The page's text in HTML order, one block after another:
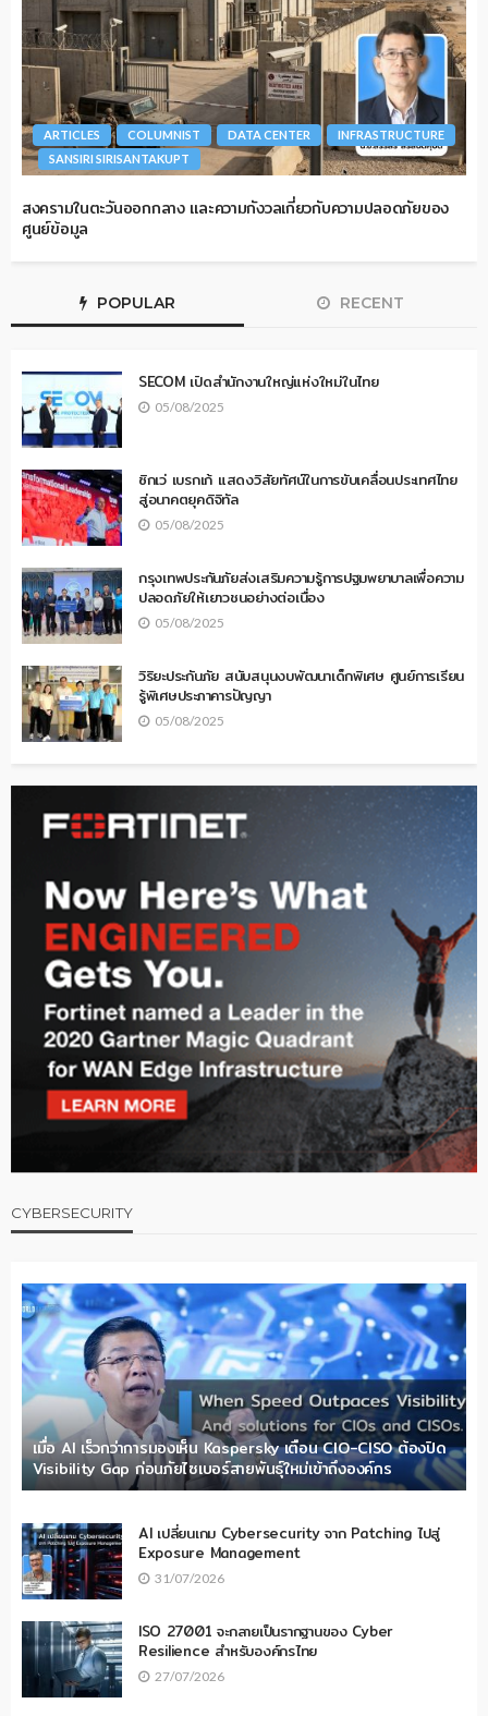
ARTICLES COLUMNIST DATA CENTER
INFRASTRUCTURE
SANSIRI SIRISANTAKUPT
สงครามในตะวันออกกลาง และความกังวลเกี่ยวกับความปลอดภัยของ
ศูนย์ข้อมูล
POPULAR RECENT
SECOM เปิดสำนักงานใหญ่แห่งใหม่ในไทย
05/08/2025
ซิกเว่ เบรกเก้ แสดงวิสัยทัศน์ในการขับเคลื่อนประเทศไทย
สู่อนาคตยุคดิจิทัล
05/08/2025
กรุงเทพประกันภัยส่งเสริมความรู้การปฐมพยาบาลเพื่อความ
ปลอดภัยให้เยาวชนอย่างต่อเนื่อง
05/08/2025
วิริยะประกันภัย สนับสนุนงบพัฒนาเด็กพิเศษ ศูนย์การเรียน
รู้พิเศษประภาคารปัญญา
05/08/2025
CYBERSECURITY
เมื่อ AI เร็วกว่าการมองเห็น Kaspersky เตือน CIO-CISO ต้องปิด
Visibility Gap ก่อนภัยไซเบอร์สายพันธุ์ใหม่เข้าถึงองค์กร
AI เปลี่ยนเกม Cybersecurity จาก Patching ไปสู่
Exposure Management
31/07/2026
ISO 27001 จะกลายเป็นรากฐานของ Cyber
Resilience สำหรับองค์กรไทย
27/07/2026